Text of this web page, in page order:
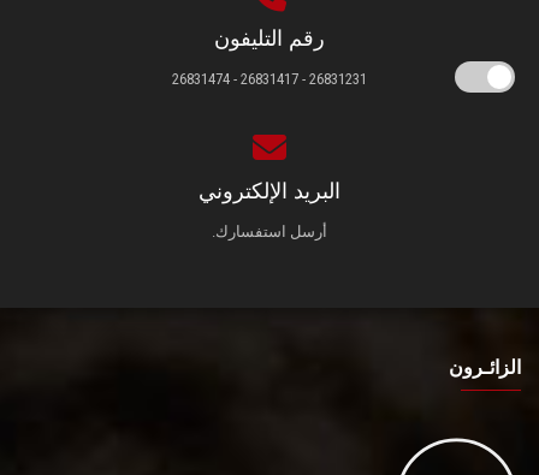
رقم التليفون
26831231 - 26831417 - 26831474
البريد الإلكتروني
أرسل استفسارك.
الزائـرون